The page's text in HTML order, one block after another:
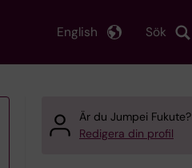
Sök
English
Är du Jumpei Fukute?
Redigera din profil